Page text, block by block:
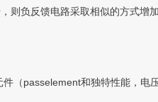
则负反馈电路采取相似的方式增
passelement和独特性能，电